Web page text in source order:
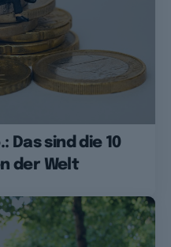
Das sind die 10
der Welt